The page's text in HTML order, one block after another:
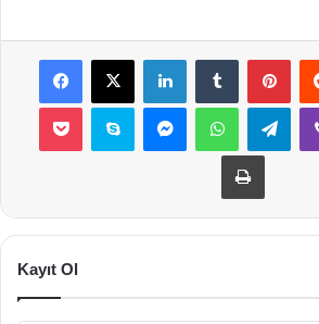
Facebook
X LinkedInTumblr
Pocket Skype MessengerWhatsApp
Yazdır
Kayıt Ol